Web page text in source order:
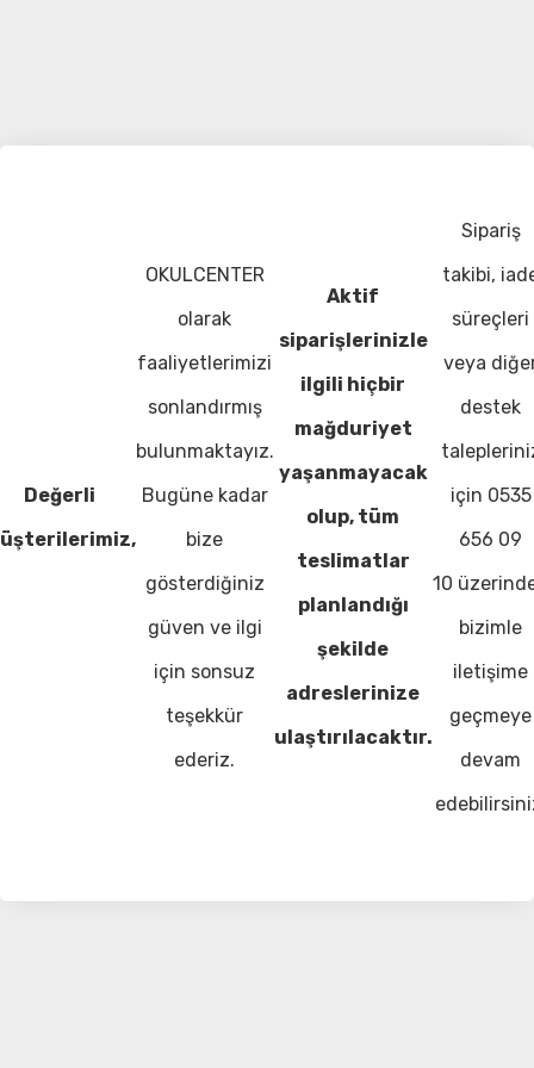
Değerli
OKULCENTER
olarak
faaliyetlerimizi
sonlandırmış
bulunmaktayız.
Bugüne kadar
bize
gösterdiğiniz
güven ve ilgi
için sonsuz
teşekkür
ederiz.
Aktif
siparişlerinizle
ilgili hiçbir
mağduriyet
yaşanmayacak
olup, tüm
teslimatlar
planlandığı
şekilde
adreslerinize
ulaştırılacaktır.
Sipariş
takibi,
süreçleri
veya
destek
için 0535
656 09
10
bizimle
iletişime
geçmeye
devam